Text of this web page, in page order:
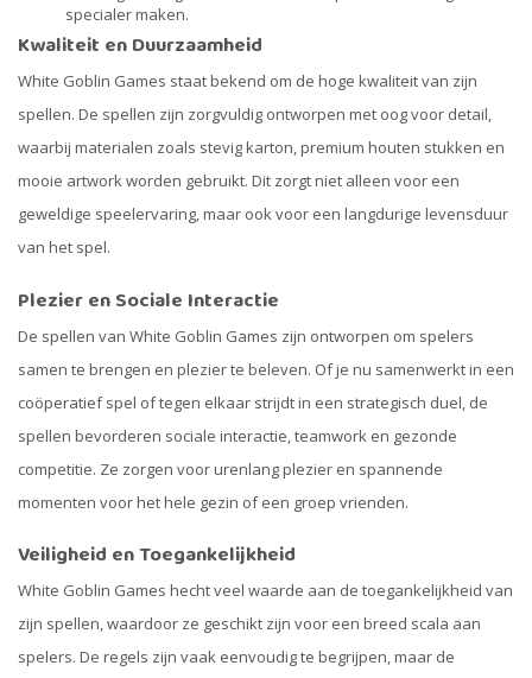
specialer maken.
Kwaliteit en Duurzaamheid
White Goblin Games staat bekend om de hoge kwaliteit van zijn
spellen. De spellen zijn zorgvuldig ontworpen met oog voor detail,
waarbij materialen zoals stevig karton, premium houten stukken en
mooie artwork worden gebruikt. Dit zorgt niet alleen voor een
geweldige speelervaring, maar ook voor een langdurige levensduur
van het spel.
Plezier en Sociale Interactie
De spellen van White Goblin Games zijn ontworpen om spelers
samen te brengen en plezier te beleven. Of je nu samenwerkt in een
coöperatief spel of tegen elkaar strijdt in een strategisch duel, de
spellen bevorderen sociale interactie, teamwork en gezonde
competitie. Ze zorgen voor urenlang plezier en spannende
momenten voor het hele gezin of een groep vrienden.
Veiligheid en Toegankelijkheid
White Goblin Games hecht veel waarde aan de toegankelijkheid van
zijn spellen, waardoor ze geschikt zijn voor een breed scala aan
spelers. De regels zijn vaak eenvoudig te begrijpen, maar de